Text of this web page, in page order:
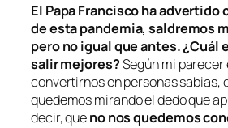
El Papa Francisco ha advertido
de esta pandemia, saldremos
pero no igual que antes. ¿Cuál
salir mejores?Según mi
convertirnos en personas sabias,
quedemos mirando el dedo que
decir, queno nos quedemos